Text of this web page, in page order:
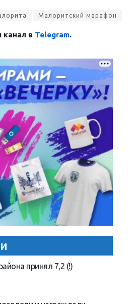
Малоритский марафон
канал в Telegram.
принял 7,2 (!)